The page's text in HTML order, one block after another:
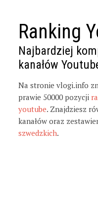
Ranking
Najbardziej
kanałów
Na stronie vlogi.info
prawie 50000 pozycji
youtube. Znajdziesz
kanałów oraz
szwedzkich.